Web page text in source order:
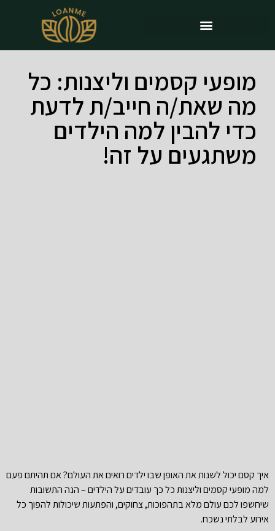
מופעי קסמים וליצנות: כל
מה שאת/ה חייב/ת לדעת
כדי להבין למה הילדים
משתגעים על זה!
איך קסם יכול לשנות את האופן שבו ילדים רואים את העולם? אם תהיתם פעם
למה מופעי קסמים וליצנות כל כך עובדים על הילדים – הנה התשובות
שיחשפו לכם עולם מלא בתהפוכות, צחוקים, והפתעות שיכולות להפוך כל
אירוע לבלתי נשכח.